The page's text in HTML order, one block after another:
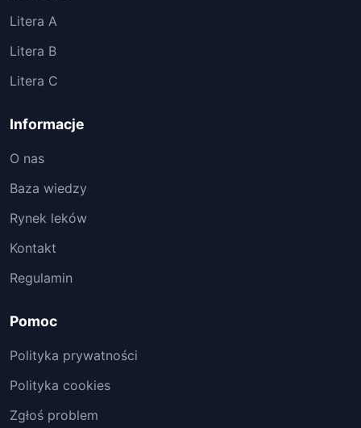
Litera A
Litera B
Litera C
Informacje
O nas
Baza wiedzy
Rynek leków
Kontakt
Regulamin
Pomoc
Polityka prywatności
Polityka cookies
Zgłoś problem